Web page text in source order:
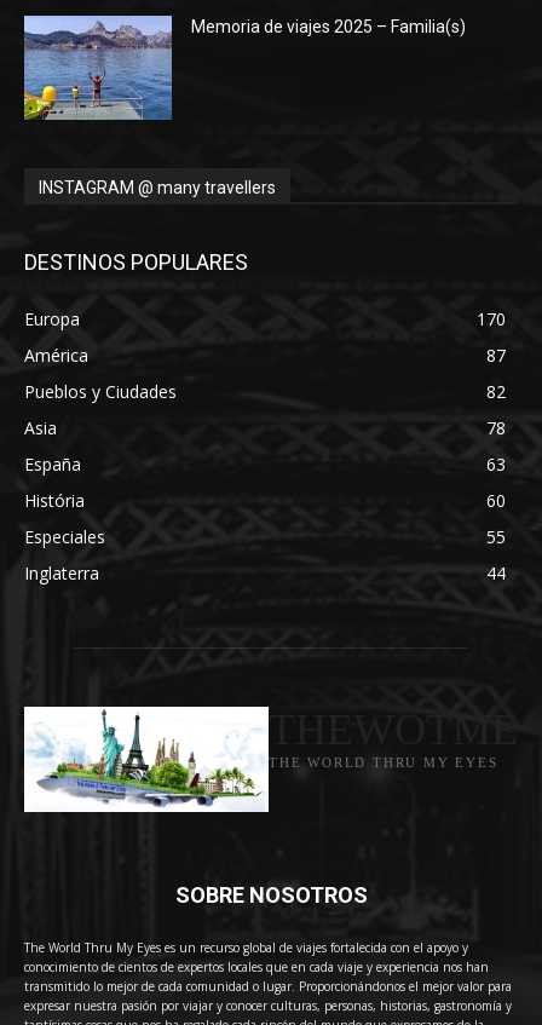
Memoria de viajes 2025 – Familia(s)
INSTAGRAM @ many travellers
DESTINOS POPULARES
Europa
170
América
87
Pueblos y Ciudades
82
Asia
78
España
63
História
60
Especiales
55
Inglaterra
44
THE WORLD THRU MY EYES
SOBRE NOSOTROS
The World Thru My Eyes es un recurso global de viajes fortalecida con el apoyo y
conocimiento de cientos de expertos locales que en cada viaje y experiencia nos han
transmitido lo mejor de cada comunidad o lugar. Proporcionándonos el mejor valor para
expresar nuestra pasión por viajar y conocer culturas, personas, historias, gastronomía y